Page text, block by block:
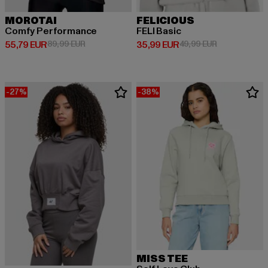
MOROTAI
Comfy Performance
55,79 EUR
Derzeitiger Preis: 55,79 EUR
89,99 EURAktionspreis: 89,99 EUR
FELICIOUS
FELI Basic
35,99 EUR
Derzeitiger Preis: 35,99 EUR
49,99 EURAktionspreis:
-27% -38%
MISS TEE